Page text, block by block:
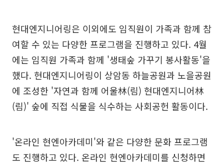
현대엔지니어링은 이외에도 임직원이 가족과 함께 참
여할 수 있는 다양한 프로그램을 진행하고 있다. 4월
에는 임직원 가족과 함께 '생태숲 가꾸기 봉사활동'을
했다. 현대엔지니어링이 상암동 하늘공원과 노을공원
에 조성한 '자연과 함께 어울林(림) 현대엔지니어林
(림)' 숲에 직접 식물을 식수하는 사회공헌 활동이다.
'온라인 현엔아카데미'와 같은 다양한 문화 프로그램
도 진행하고 있다. 온라인 현엔아카데미를 신청하면